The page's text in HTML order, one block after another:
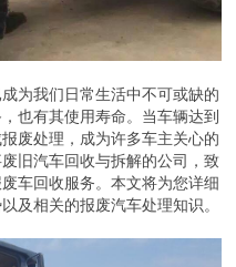
为我们日常生活中不可或缺的
也有其使用寿命。当车辆达到
废处理，成为许多车主关心的
旧汽车回收与拆解的公司，致
车回收服务。本文将为您详细
及相关的报废汽车处理知识。